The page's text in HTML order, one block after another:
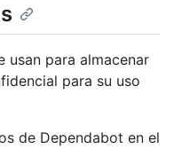
usan para almacenar
para su uso
de Dependabot en el